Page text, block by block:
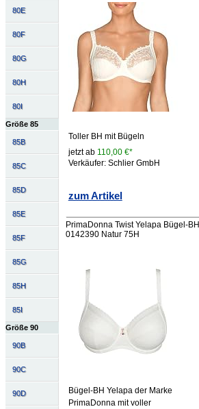
80E
80F
80G
80H
80I
Größe 85
85B
85C
85D
85E
85F
85G
85H
85I
Größe 90
90B
90C
90D
Toller BH mit Bügeln
jetzt ab 110,00 €*
Verkäufer: Schlier GmbH
zum Artikel
PrimaDonna Twist Yelapa Bügel-BH
0142390 Natur 75H
Bügel-BH Yelapa der Marke
PrimaDonna mit voller